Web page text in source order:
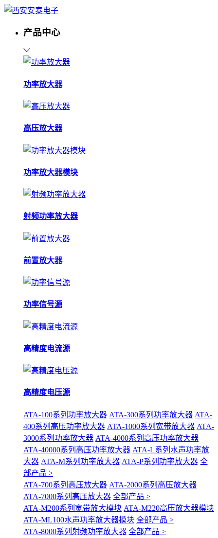
产品中心
功率放大器
高压放大器
功率放大器模块
射频功率放大器
前置放大器
功率信号源
高精度电流源
高精度电压源
ATA-100系列功率放大器 ATA-300系列功率放大器 ATA-
400系列高压功率放大器 ATA-1000系列宽带放大器 ATA-
3000系列功率放大器 ATA-4000系列高压功率放大器
ATA-40000系列高压功率放大器 ATA-L系列水声功率放
大器 ATA-M系列功率放大器 ATA-P系列功率放大器 全
部产品 >
ATA-700系列高压放大器 ATA-2000系列高压放大器
ATA-7000系列高压放大器 全部产品 >
ATA-M200系列宽带放大模块 ATA-M220高压放大器模块
ATA-ML100水声功率放大器模块 全部产品 >
ATA-8000系列射频功率放大器 全部产品 >